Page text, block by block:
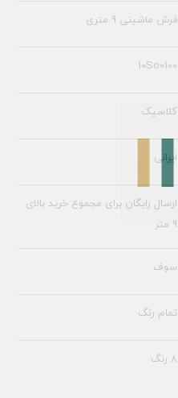
فرش ماشینی 9 متری
10So0100
کلاسیک
ایرانی
ارسال رایگان برای مجموع خرید بالای
9 متر
سوف
تمام رنگ
8 رنگ